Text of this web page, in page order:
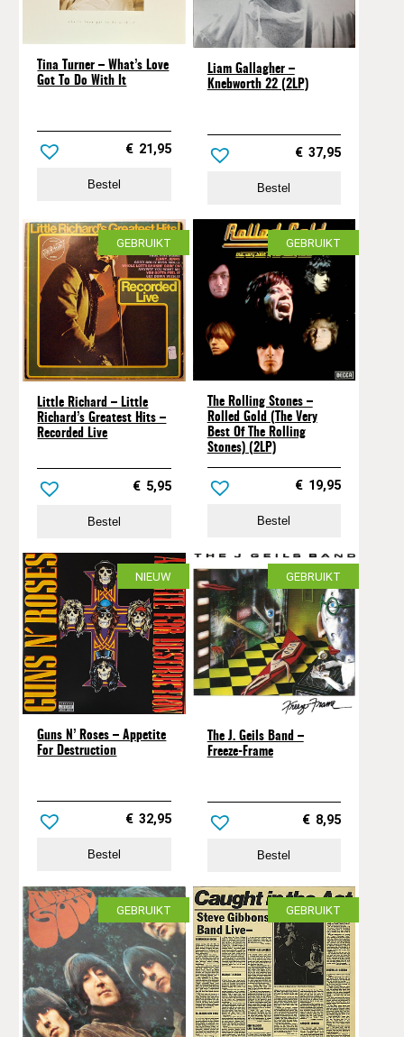
Tina Turner – What’s Love
Got To Do With It
€ 21,95
Bestel
Liam Gallagher –
Knebworth 22 (2LP)
€ 37,95
Bestel
GEBRUIKT
Little Richard – Little
Richard’s Greatest Hits –
Recorded Live
€ 5,95
Bestel
GEBRUIKT
The Rolling Stones –
Rolled Gold (The Very
Best Of The Rolling
Stones) (2LP)
€ 19,95
Bestel
NIEUW
Guns N’ Roses – Appetite
For Destruction
€ 32,95
Bestel
GEBRUIKT
The J. Geils Band –
Freeze-Frame
€ 8,95
Bestel
GEBRUIKT GEBRUIKT